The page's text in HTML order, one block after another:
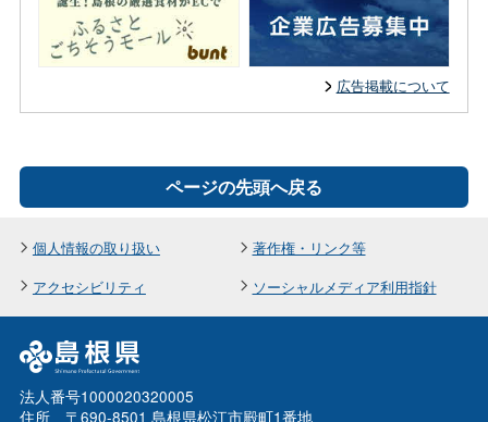
広告掲載について
ページの先頭へ戻る
個人情報の取り扱い
著作権・リンク等
アクセシビリティ
ソーシャルメディア利用指針
法人番号1000020320005
住所 〒690-8501 島根県松江市殿町1番地